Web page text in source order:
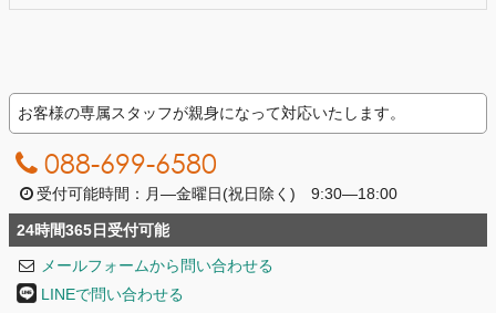
お客様の専属スタッフが親身になって対応いたします。
088-699-6580
受付可能時間：月―金曜日(祝日除く) 9:30―18:00
24時間365日受付可能
メールフォームから問い合わせる
LINEで問い合わせる